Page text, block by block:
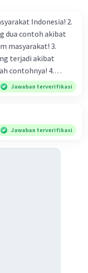
adalah -0,07.
tanyakan kembali
karena 1
Indonesia! 2.
dua contoh akibat
3.
terjadi akibat
contohnya! 4.
keberagaman
tersebut,
menjaga
Jawaban terverifikasi
Jawaban terverifikasi